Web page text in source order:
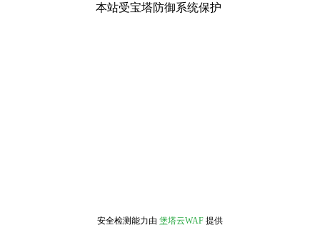
本站受宝塔防御系统保护
安全检测能力由 堡塔云WAF 提供